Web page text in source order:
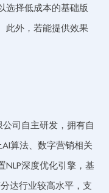
选择低成本的基础版
此外，若能提供效果
司自主研发，拥有自
算法、数字营销相关
深度优化引擎，基
达行业较高水平，支